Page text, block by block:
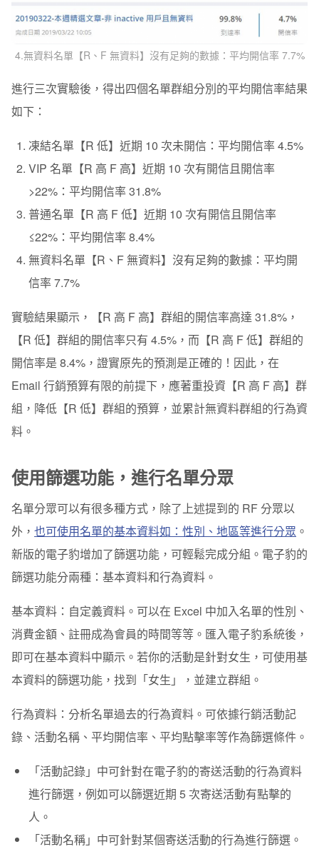
4.無資料名單【R、F 無資料】沒有足夠的數據：平均開信率 7.7%
進行三次實驗後，得出四個名單群組分別的平均開信率結果
如下：
凍結名單【R 低】近期 10 次未開信：平均開信率 4.5%
VIP 名單【R 高 F 高】近期 10 次有開信且開信率
>22%：平均開信率 31.8%
普通名單【R 高 F 低】近期 10 次有開信且開信率
≤22%：平均開信率 8.4%
無資料名單【R、F 無資料】沒有足夠的數據：平均開
信率 7.7%
實驗結果顯示，【R 高 F 高】群組的開信率高達 31.8%，
【R 低】群組的開信率只有 4.5%，而【R 高 F 低】群組的
開信率是 8.4%，證實原先的預測是正確的！因此，在
Email 行銷預算有限的前提下，應著重投資【R 高 F 高】群
組，降低【R 低】群組的預算，並累計無資料群組的行為資
料。
使用篩選功能，進行名單分眾
名單分眾可以有很多種方式，除了上述提到的 RF 分眾以
外， 也可使用名單的基本資料如：性別、地區等進行分眾 。
新版的電子豹增加了篩選功能，可輕鬆完成分組。電子豹的
篩選功能分兩種：基本資料和行為資料。
基本資料 ：自定義資料。可以在 Excel 中加入名單的性別、
消費金額、註冊成為會員的時間等等。匯入電子豹系統後，
即可在基本資料中顯示。若你的活動是針對女生，可使用基
本資料的篩選功能，找到 「女生 」 ，並建立群組。
行為資料 ：分析名單過去的行為資料。可依據行銷活動記
錄、活動名稱、平均開信率、平均點擊率等作為篩選條件。
「活動記錄」 中可針對在電子豹的寄送活動的行為資料
進行篩選，例如可以篩選近期 5 次寄送活動有點擊的
人。
「活動名稱」 中可針對某個寄送活動的行為進行篩選。